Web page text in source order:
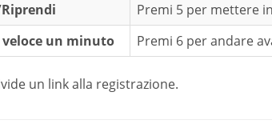
Premi 5 per mettere
un minuto Premi 6 per andare
un link alla registrazione.